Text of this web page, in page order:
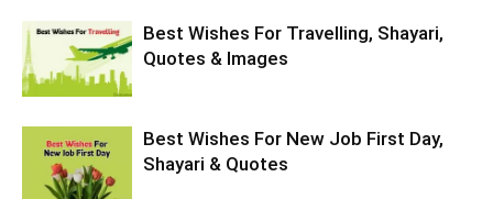
Best Wishes For Travelling, Shayari,
Quotes & Images
Best Wishes For New Job First Day,
Shayari & Quotes